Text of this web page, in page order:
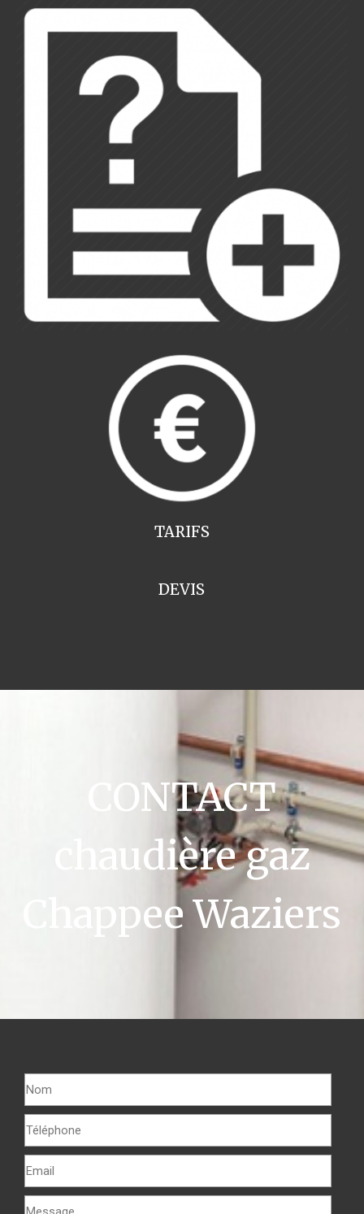
TARIFS
DEVIS
CONTACT
chaudière gaz
Chappee Waziers